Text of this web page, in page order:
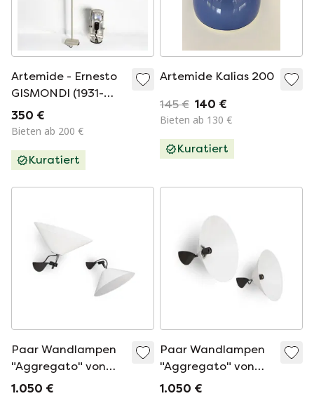
Artemide - Ernesto
GISMONDI (1931-
2020) - Sintesi -
Lampe (2) - Metall
350 €
Bieten ab 200 €
Kuratiert
Artemide Kalias 200
145 € 140 €
Bieten ab 130 €
Kuratiert
Paar Wandlampen
"Aggregato" von
Enzo Mari für
1.050 €
Paar Wandlampen
"Aggregato" von
Enzo Mari für
1.050 €